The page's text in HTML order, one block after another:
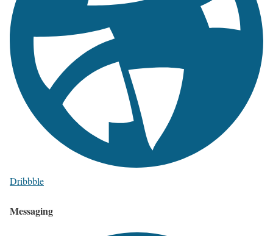
Dribbble
Messaging